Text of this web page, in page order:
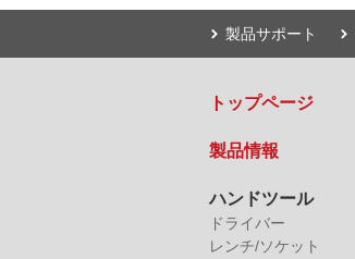
製品サポート
トップページ
製品情報
ハンドツール
ドライバー
レンチ/ソケット